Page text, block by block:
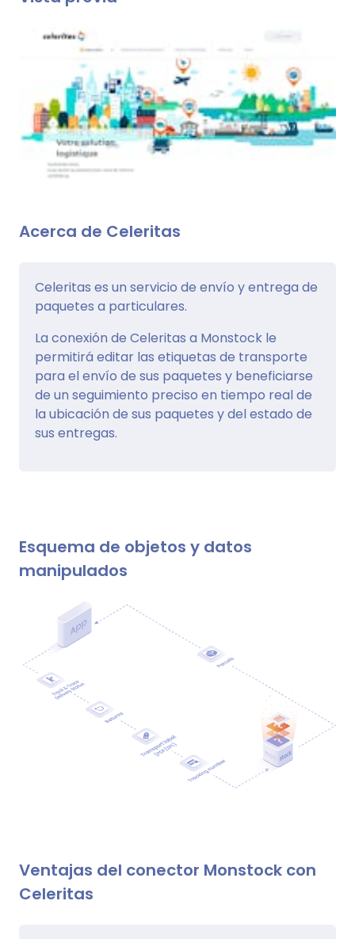
Acerca de Celeritas
Celeritas es un servicio de envío y entrega de
paquetes a particulares.
La conexión de Celeritas a Monstock le
permitirá editar las etiquetas de transporte
para el envío de sus paquetes y beneficiarse
de un seguimiento preciso en tiempo real de
la ubicación de sus paquetes y del estado de
sus entregas.
Esquema de objetos y datos
manipulados
Ventajas del conector Monstock con
Celeritas